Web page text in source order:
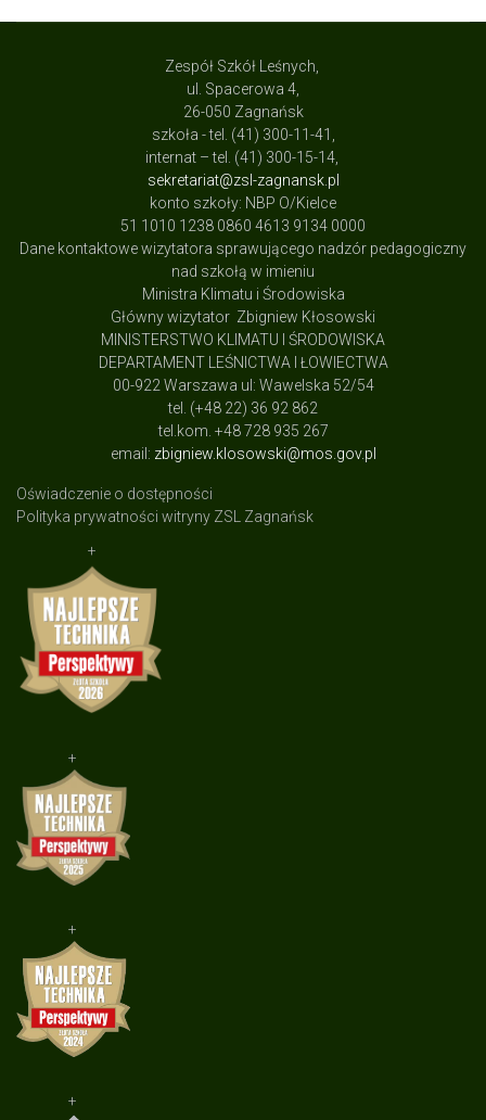
Zespół Szkół Leśnych,
ul. Spacerowa 4,
26-050 Zagnańsk
szkoła - tel. (41) 300-11-41,
internat – tel. (41) 300-15-14,
sekretariat@zsl-zagnansk.pl
konto szkoły: NBP O/Kielce
51 1010 1238 0860 4613 9134 0000
Dane kontaktowe wizytatora sprawującego nadzór pedagogiczny
nad szkołą w imieniu
Ministra Klimatu i Środowiska
Główny wizytator Zbigniew Kłosowski
MINISTERSTWO KLIMATU I ŚRODOWISKA
DEPARTAMENT LEŚNICTWA I ŁOWIECTWA
00-922 Warszawa ul: Wawelska 52/54
tel. (+48 22) 36 92 862
tel.kom. +48 728 935 267
email: zbigniew.klosowski@mos.gov.pl
Oświadczenie o dostępności
Polityka prywatności witryny ZSL Zagnańsk
+
+
+
+